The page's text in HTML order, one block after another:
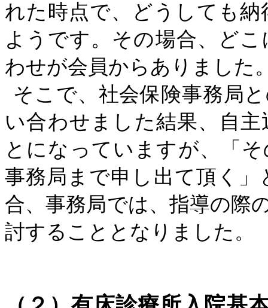
れた時点で、どうしても
ようです。その場合、ど
わせが会員からありました
そこで、社会保険事務局
い合わせました結果、自
とになっていますが、「
事務局まで申し出て頂く
合、事務局では、指導の際
討することとなりました。